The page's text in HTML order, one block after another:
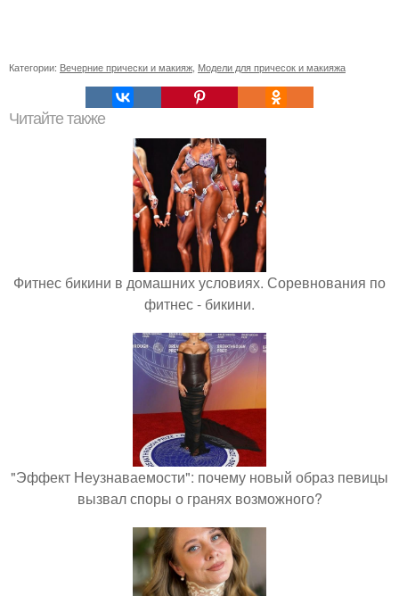
Категории: Вечерние прически и макияж Модели для причесок и макияжа
Читайте также
Фитнес бикини в домашних условиях. Соревнования по
фитнес - бикини.
"Эффект Неузнаваемости": почему новый образ певицы
вызвал споры о гранях возможного?